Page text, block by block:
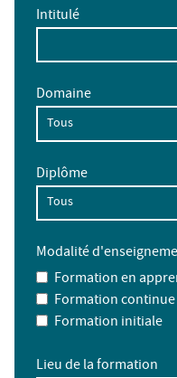
Intitulé
Domaine
Diplôme
Modalité
Formation en
Formation continue
Formation initiale
Lieu de la formation